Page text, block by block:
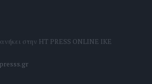
στην HT PRESS ONLINE IKE